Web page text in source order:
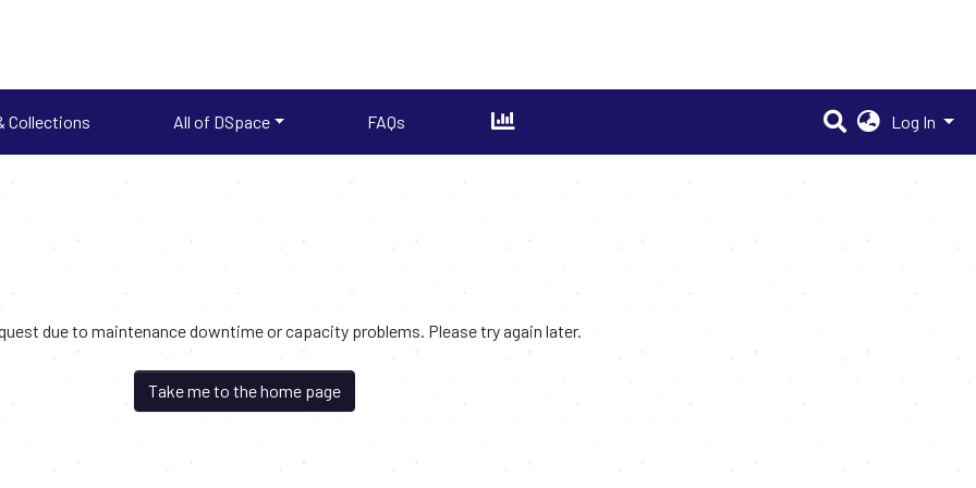
Collections All of DSpace FAQs Log In
due to maintenance downtime or capacity problems. Please try again later.
Take me to the home page